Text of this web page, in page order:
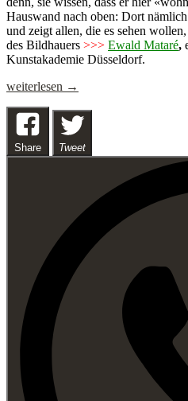
Hauswand nach oben: Dort
und zeigt allen, die es sehen
des Bildhauers >>> Ewald Mataré,
Kunstakademie Düsseldorf.
Der
lebt
weiterlesen →
Share Tweet